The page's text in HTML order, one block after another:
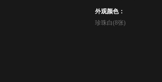
外观颜色：
珍珠白(8张)